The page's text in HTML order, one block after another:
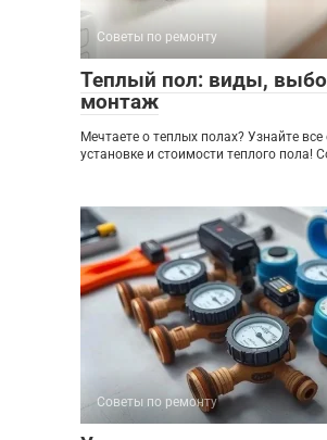
Советы по ремонту
Теплый пол: виды,
монтаж
Мечтаете о теплых полах? Узнайте все
установке и стоимости теплого пола!
Советы по ремонту